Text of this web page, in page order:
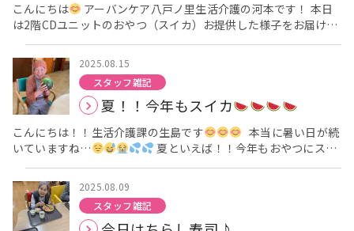
こんにちは
アーバンケア八戸ノ里生活介護の河本です！ 本日
は2階CDユニットのおやつ（スイカ）お提供した様子をお届けし
ます
昼食後に「今日のおやつはスイカですよ～！」と伝
えると、 「夏やね～！」「昔よく食べたわ～！」「早く食べたい
ね～！」 といった声が多く上がってました
提供すると「わーー！！美味しそうやね～！」「もう食べていい
かな？」と ワクワクした様子と昼食後から待ち遠しかった様子が
見えました
また次回の投稿をお楽しみにお待ちください
2025.08.15
スタッフ雑記
夏！！今年もスイカ
こんにちは！！生活介護課の生島です
本当に暑い日が続
いていますね…
夏といえば！！今年もおやつにスイ
カが提供されました
今回は４階ご利用者様の様子をお届け
します！ まずはスイカを持っていただき写真撮影
い笑顔です(*^▽^*) 続いては、、、 スイカ割りのように叩
いていただきました！！ その後おやつではスイカが提供され
「美味しい！」と召し上がっておられました
2025.08.09
スタッフ雑記